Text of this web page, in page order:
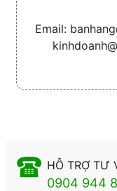
Email:
HỖ TRỢ TƯ
0904 944